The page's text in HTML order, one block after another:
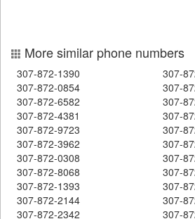
More similar phone numbers
307-872-1390
307-
307-872-0854
307-
307-872-6582
307-
307-872-4381
307-
307-872-9723
307-
307-872-3962
307-
307-872-0308
307-
307-872-8068
307-
307-872-1393
307-
307-872-2144
307-
307-872-2342
307-